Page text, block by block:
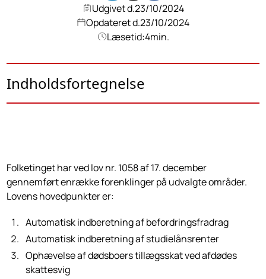
Udgivet d.23/10/2024
Opdateret d.23/10/2024
Læsetid:4min.
Indholdsfortegnelse
Folketinget har ved lov nr. 1058 af 17. december
gennemført enrække forenklinger på udvalgte områder.
Lovens hovedpunkter er:
Automatisk indberetning af befordringsfradrag
Automatisk indberetning af studielånsrenter
Ophævelse af dødsboers tillægsskat ved afdødes
skattesvig